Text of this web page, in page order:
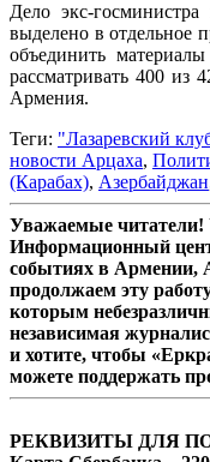
Дело экс-
выделено в отдельное
объединить
рассматривать 400 из
Армения.
Теги: "Лазаревский
новости Арцаха,
(Карабах), Азербайджан
Уважаемые читатели!
Информационный
событиях в Армении,
продолжаем эту
которым
независимая
и хотите, чтобы
можете поддержать
РЕКВИЗИТЫ ДЛЯ